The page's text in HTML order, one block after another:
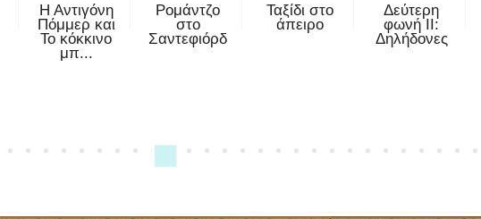
Η Αντιγόνη
Πόμμερ και
Το κόκκινο
μπ...
Ρομάντζο
στο
Σαντεφιόρδ
Ταξίδι στο
άπειρο
Δεύτερη
φωνή II:
Δηλήδονες